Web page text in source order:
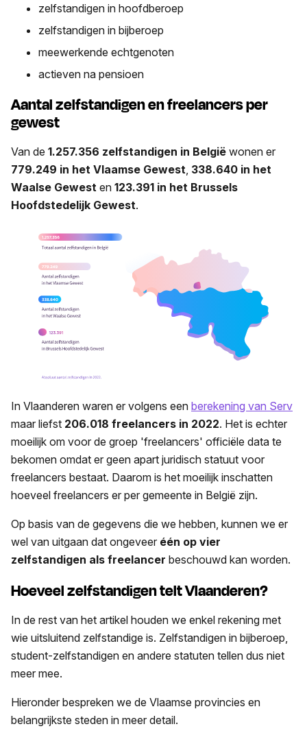
zelfstandigen in hoofdberoep
zelfstandigen in bijberoep
meewerkende echtgenoten
actieven na pensioen
Aantal zelfstandigen en freelancers per
gewest
Van ​​de 1.257.356 zelfstandigen in België wonen er
779.249 in het Vlaamse Gewest 338.640 in het
Waalse Gewest en 123.391 in het Brussels
Hoofdstedelijk Gewest.
In Vlaanderen waren er volgens een berekening van Serv
maar liefst 206.018 freelancers in 2022. Het is echter
moeilijk om voor de groep 'freelancers' officiële data te
bekomen omdat er geen apart juridisch statuut voor
freelancers bestaat. Daarom is het moeilijk inschatten
hoeveel freelancers er per gemeente in België zijn.
Op basis van de gegevens die we hebben, kunnen we er
wel van uitgaan dat ongeveer één op vier
zelfstandigen als freelancer beschouwd kan worden.
Hoeveel zelfstandigen telt Vlaanderen?
In de rest van het artikel houden we enkel rekening met
wie uitsluitend zelfstandige is. Zelfstandigen in bijberoep,
student-zelfstandigen en andere statuten tellen dus niet
meer mee.
Hieronder bespreken we de Vlaamse provincies en
belangrijkste steden in meer detail.